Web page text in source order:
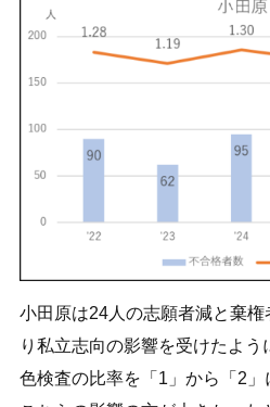
小田原は24人の志願者減と棄
り私立志向の影響を受けたよ
色検査の比率を「1」から「2